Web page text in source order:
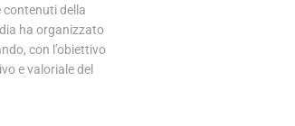
contenuti della
ha organizzato
con l’obiettivo
e valoriale del